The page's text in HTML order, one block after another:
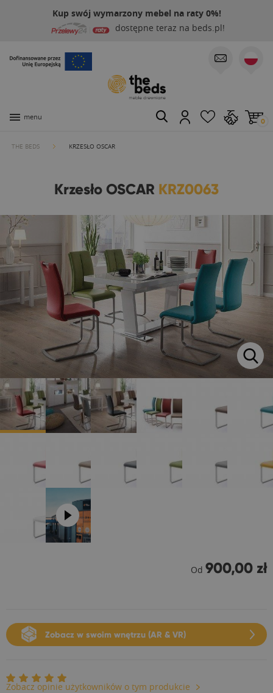
Kup swój wymarzony mebel na raty 0%!
dostępne teraz na beds.pl!
menu 0
THE BEDS KRZESŁO OSCAR
Krzesło OSCAR KRZ0063
Od 900,00 zł
Zobacz w swoim wnętrzu (AR & VR)
Zobacz opinie użytkowników o tym produkcie